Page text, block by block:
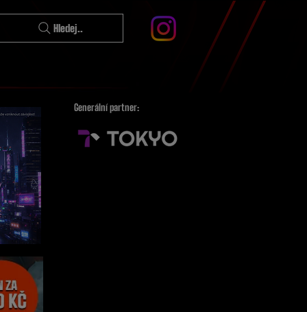
Hledej..
Generální partner: